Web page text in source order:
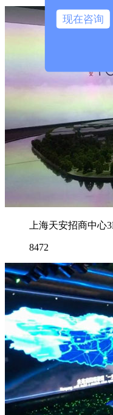
上海天安招商中心
8472
现在咨询